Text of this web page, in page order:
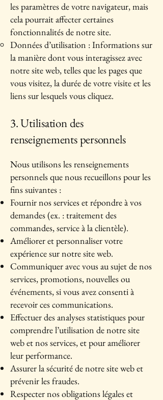
les paramètres de votre navigateur, mais
cela pourrait affecter certaines
fonctionnalités de notre site.
Données d’utilisation : Informations sur
la manière dont vous interagissez avec
notre site web, telles que les pages que
vous visitez, la durée de votre visite et les
liens sur lesquels vous cliquez.
3. Utilisation des
renseignements personnels
Nous utilisons les renseignements
personnels que nous recueillons pour les
fins suivantes :
Fournir nos services et répondre à vos
demandes (ex. : traitement des
commandes, service à la clientèle).
Améliorer et personnaliser votre
expérience sur notre site web.
Communiquer avec vous au sujet de nos
services, promotions, nouvelles ou
événements, si vous avez consenti à
recevoir ces communications.
Effectuer des analyses statistiques pour
comprendre l’utilisation de notre site
web et nos services, et pour améliorer
leur performance.
Assurer la sécurité de notre site web et
prévenir les fraudes.
Respecter nos obligations légales et